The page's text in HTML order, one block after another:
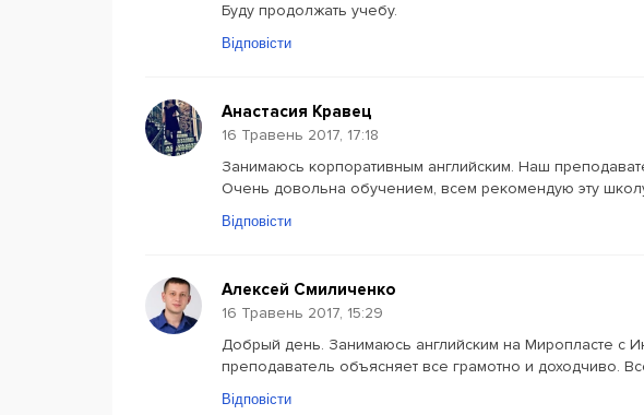
Буду продолжать учебу.
Відповісти
Анастасия Кравец
16 Травень 2017, 17:18
Занимаюсь корпоративным английским. Наш
Очень довольна обучением, всем рекомендую эту
Відповісти
Алексей Смиличенко
16 Травень 2017, 15:29
Добрый день. Занимаюсь английским на Миропласте с
преподаватель объясняет все грамотно и доходчиво.
Відповісти